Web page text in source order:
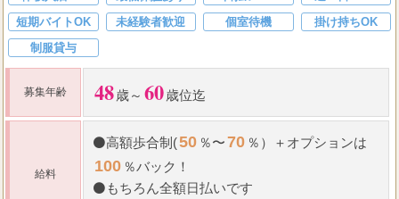
短期バイトOK
未経験者歓迎 個室待機
掛け持ちOK
制服貸与
募集年齢 48歳～ 60歳位迄
給料
⚫高額歩合制(50 ％〜70 ％）＋オプションは
100 ％バック！
⚫ もちろん全額日払いです